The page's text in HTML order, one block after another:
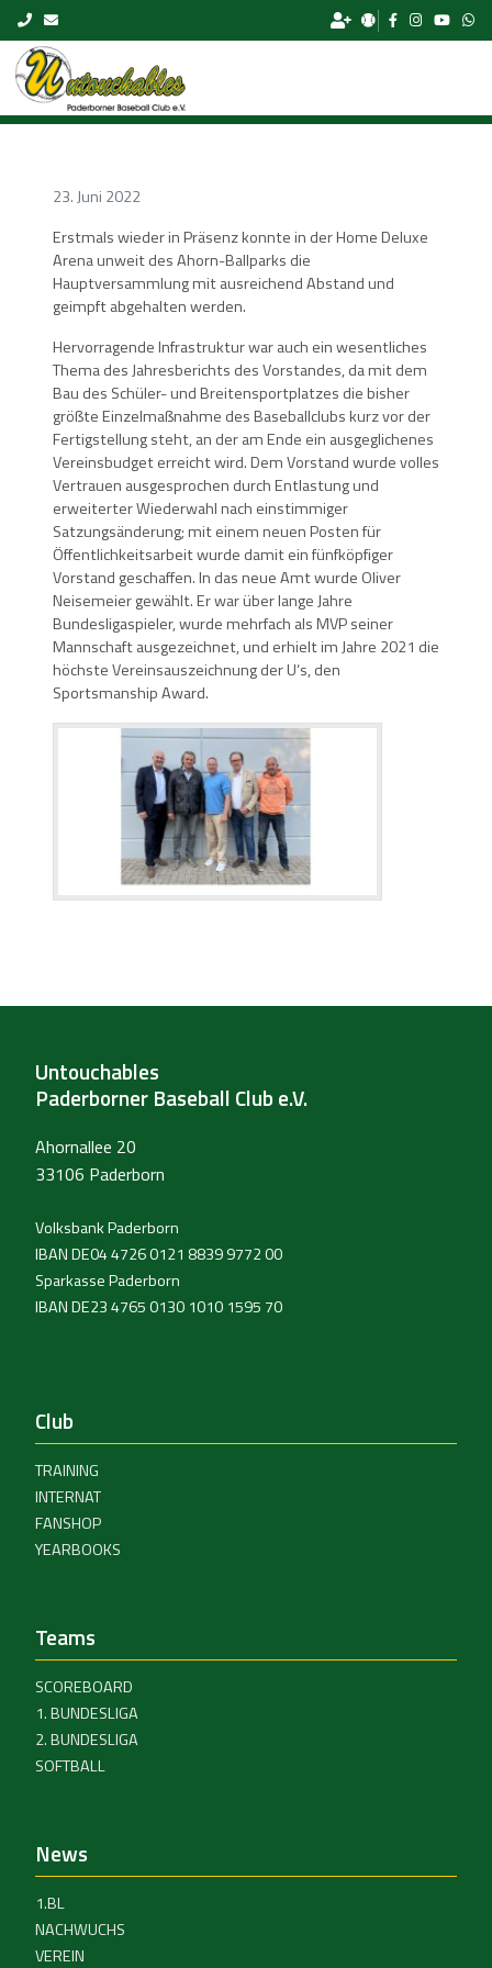
Skip to content
23. Juni 2022
Erstmals wieder in Präsenz konnte in der Home Deluxe
Arena unweit des Ahorn-Ballparks die
Hauptversammlung mit ausreichend Abstand und
geimpft abgehalten werden.
Hervorragende Infrastruktur war auch ein wesentliches
Thema des Jahresberichts des Vorstandes, da mit dem
Bau des Schüler- und Breitensportplatzes die bisher
größte Einzelmaßnahme des Baseballclubs kurz vor der
Fertigstellung steht, an der am Ende ein ausgeglichenes
Vereinsbudget erreicht wird. Dem Vorstand wurde volles
Vertrauen ausgesprochen durch Entlastung und
erweiterter Wiederwahl nach einstimmiger
Satzungsänderung; mit einem neuen Posten für
Öffentlichkeitsarbeit wurde damit ein fünfköpfiger
Vorstand geschaffen. In das neue Amt wurde Oliver
Neisemeier gewählt. Er war über lange Jahre
Bundesligaspieler, wurde mehrfach als MVP seiner
Mannschaft ausgezeichnet, und erhielt im Jahre 2021 die
höchste Vereinsauszeichnung der U‘s, den
Sportsmanship Award.
Untouchables
Paderborner Baseball Club e.V.
Ahornallee 20
33106 Paderborn
Volksbank Paderborn
IBAN DE04 4726 0121 8839 9772 00
Sparkasse Paderborn
IBAN DE23 4765 0130 1010 1595 70
Club
TRAINING
INTERNAT
FANSHOP
YEARBOOKS
Teams
SCOREBOARD
1. BUNDESLIGA
2. BUNDESLIGA
SOFTBALL
News
1.BL
NACHWUCHS
VEREIN